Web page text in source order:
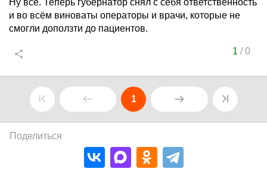
Ну всё. Теперь губернатор снял с себя ответственность
и во всём виноваты операторы и врачи, которые не
смогли доползти до пациентов.
1 /0
1
Поделиться